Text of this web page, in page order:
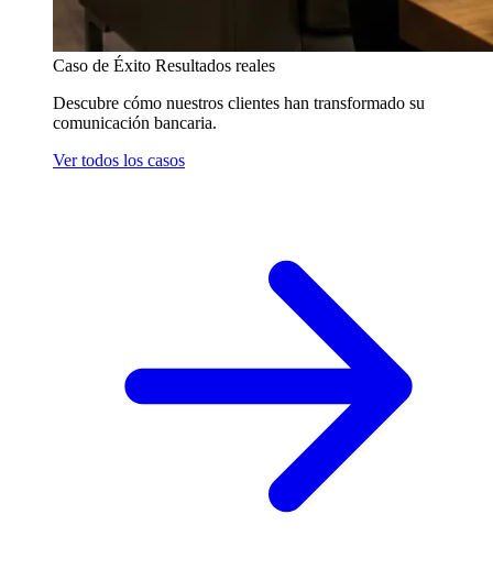
Caso de Éxito Resultados reales
Descubre cómo nuestros clientes han transformado su
comunicación bancaria.
Ver todos los casos